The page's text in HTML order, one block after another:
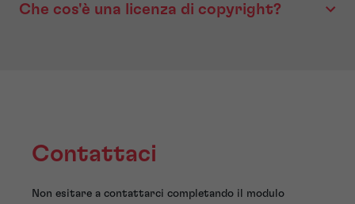
Che cos'è una licenza di copyright?
Contattaci
Non esitare a contattarci completando il modulo